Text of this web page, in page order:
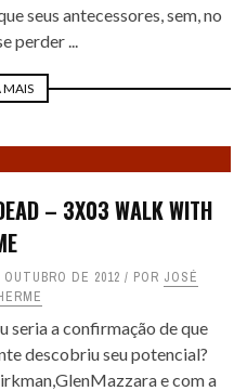
seus antecessores, sem, no
perder ...
MAIS
– 3X03 WALK WITH
OUTUBRO DE 2012 POR JOSÉ
seria a confirmação de que
descobriu seu potencial?
e com a